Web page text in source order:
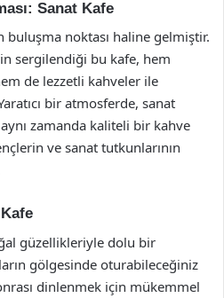
Sanat Kafe
buluşma noktası haline gelmiştir.
sergilendiği bu kafe, hem
de lezzetli kahveler ile
bir atmosferde, sanat
zamanda kaliteli bir kahve
ve sanat tutkunlarının
güzellikleriyle dolu bir
gölgesinde oturabileceğiniz
dinlenmek için mükemmel